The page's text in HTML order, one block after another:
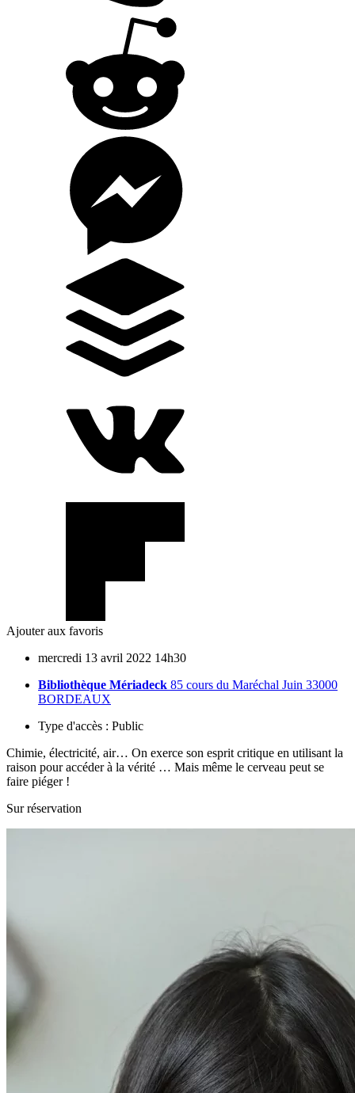
Ajouter aux favoris
mercredi 13 avril 2022 14h30
Bibliothèque Mériadeck 85 cours du Maréchal Juin 33000
BORDEAUX
Type d'accès : Public
Chimie, électricité, air… On exerce son esprit critique en utilisant la
raison pour accéder à la vérité … Mais même le cerveau peut se
faire piéger !
Sur réservation